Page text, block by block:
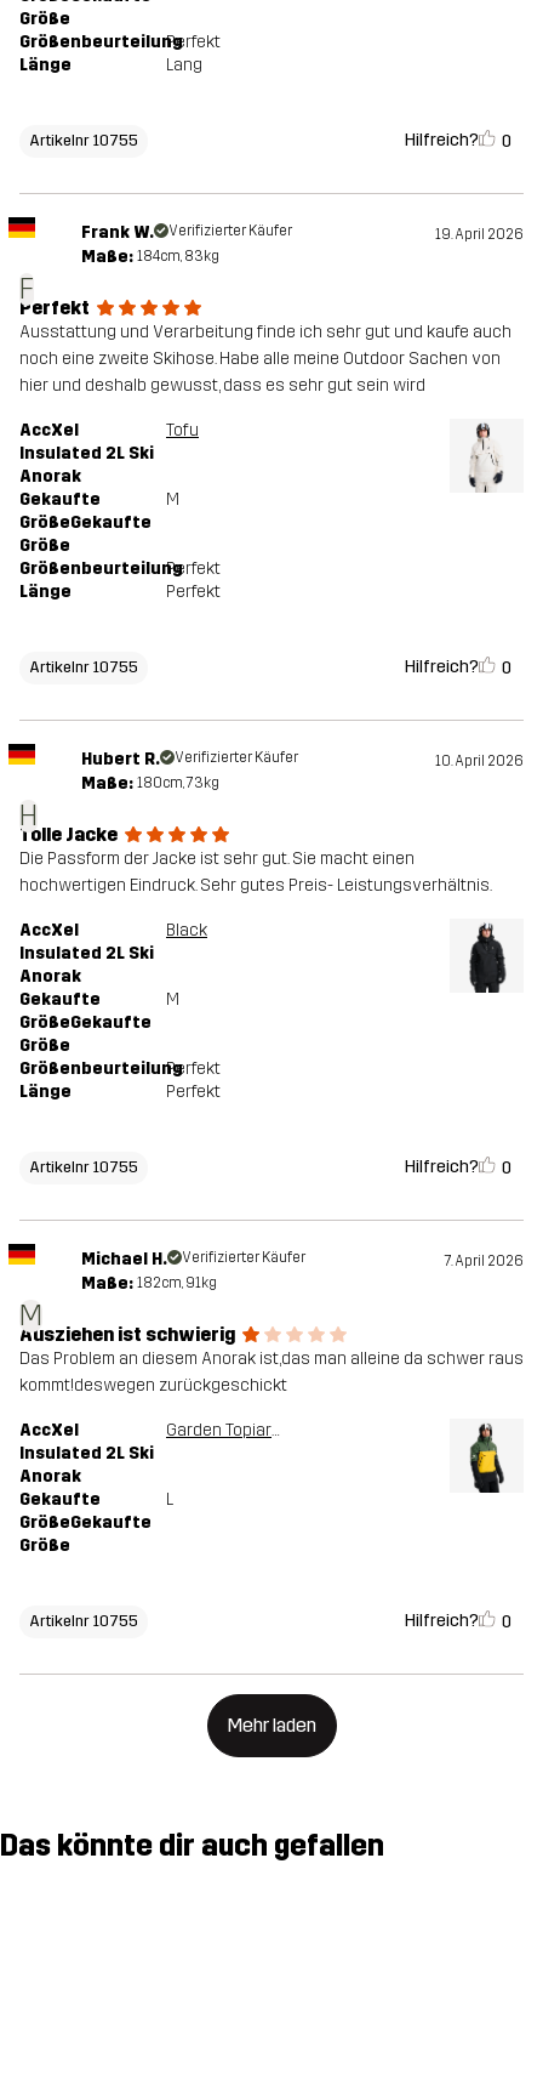
Größe
GrößenbeurteilungPerfekt
Länge
Lang
Artikelnr 10755 Hilfreich? 0
F
Frank W. Verifizierter Käufer 19. April 2026
Maße: 184cm, 83kg
Perfekt
Ausstattung und Verarbeitung finde ich sehr gut und kaufe auch
noch eine zweite Skihose. Habe alle meine Outdoor Sachen von
hier und deshalb gewusst, dass es sehr gut sein wird
AccXel
Insulated 2L Ski
Anorak
Tofu
Gekaufte
GrößeGekaufte
Größe
M
GrößenbeurteilungPerfekt
Länge
Perfekt
Artikelnr 10755 Hilfreich? 0
H
Hubert R. Verifizierter Käufer 10. April 2026
Maße: 180cm, 73kg
Tolle Jacke
Die Passform der Jacke ist sehr gut. Sie macht einen
hochwertigen Eindruck. Sehr gutes Preis- Leistungsverhältnis.
AccXel
Insulated 2L Ski
Anorak
Black
Gekaufte
GrößeGekaufte
Größe
M
GrößenbeurteilungPerfekt
Länge
Perfekt
Artikelnr 10755 Hilfreich? 0
M
Michael H. Verifizierter Käufer 7. April 2026
Maße: 182cm, 91kg
Ausziehen ist schwierig
Das Problem an diesem Anorak ist,das man alleine da schwer raus
kommt!deswegen zurückgeschickt
AccXel
Insulated 2L Ski
Anorak
Garden Topiary/Mango Mint
Gekaufte
GrößeGekaufte
Größe
L
Artikelnr 10755 Hilfreich? 0
Mehr laden
Das könnte dir auch gefallen